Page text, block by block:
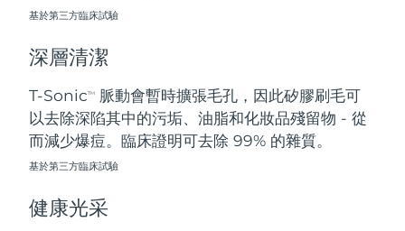
基於第三方臨床試驗
深層清潔
T-SonicTM
脈動會暫時擴張毛孔，因此矽膠刷毛可
以去除深陷其中的污垢、油脂和化妝品殘留物 - 從
而減少爆痘。臨床證明可去除 99% 的雜質。
基於第三方臨床試驗
健康光采
摩納哥
荷蘭
紐西蘭 預計送達日期8/9/26
挪威 預計送達日期